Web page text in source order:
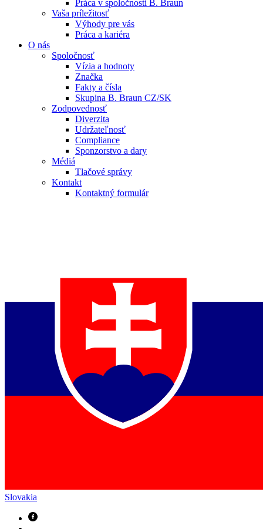
Práca v spoločnosti B. Braun
Vaša príležitosť
Výhody pre vás
Práca a kariéra
O nás
Spoločnosť
Vízia a hodnoty
Značka
Fakty a čísla
Skupina B. Braun CZ/SK
Zodpovednosť
Diverzita
Udržateľnosť
Compliance
Sponzorstvo a dary
Médiá
Tlačové správy
Kontakt
Kontaktný formulár
Slovakia